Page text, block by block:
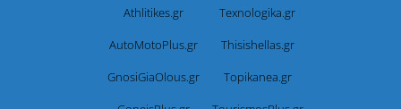
Athlitikes.gr
Texnologika.gr
AutoMotoPlus.gr
Thisishellas.gr
GnosiGiaOlous.gr
Topikanea.gr